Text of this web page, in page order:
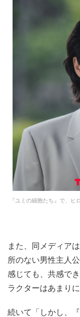
『ユミの細胞たち』で、
また、同メディア
所のない男性主人
感じても、共感で
ラクターはあまり
続いて「しかし、